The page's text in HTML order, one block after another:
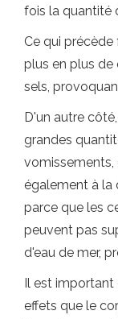
fois la quantité
Ce qui
plus en plus de
sels,
D'un autre
grandes
vomissements,
également à la
parce que les
peuvent pas
d'eau de mer,
Il est important
effets que le